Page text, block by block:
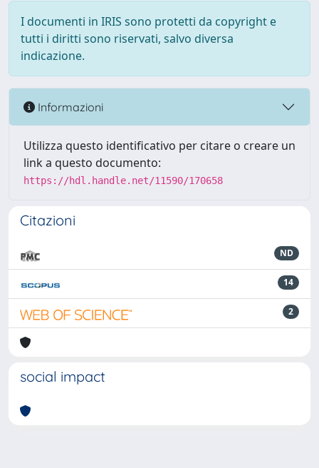
I documenti in IRIS sono protetti da copyright e
tutti i diritti sono riservati, salvo diversa
indicazione.
Informazioni
Utilizza questo identificativo per citare o creare un
link a questo documento:
https://hdl.handle.net/11590/170658
Citazioni
ND
14
2
social impact